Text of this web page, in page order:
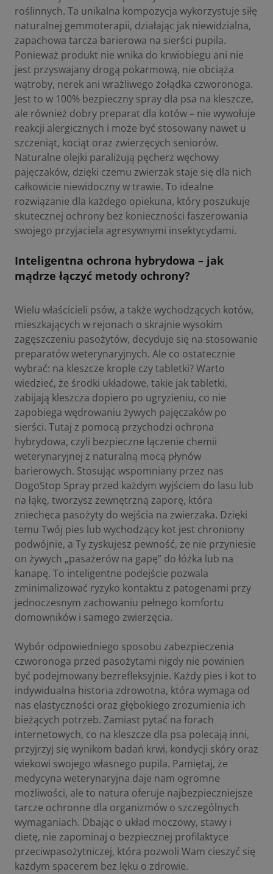
roślinnych. Ta unikalna kompozycja wykorzystuje siłę
naturalnej gemmoterapii, działając jak niewidzialna,
zapachowa tarcza barierowa na sierści pupila.
Ponieważ produkt nie wnika do krwiobiegu ani nie
jest przyswajany drogą pokarmową, nie obciąża
wątroby, nerek ani wrażliwego żołądka czworonoga.
Jest to w 100% bezpieczny spray dla psa na kleszcze,
ale również dobry preparat dla kotów – nie wywołuje
reakcji alergicznych i może być stosowany nawet u
szczeniąt, kociąt oraz zwierzęcych seniorów.
Naturalne olejki paraliżują pęcherz węchowy
pajęczaków, dzięki czemu zwierzak staje się dla nich
całkowicie niewidoczny w trawie. To idealne
rozwiązanie dla każdego opiekuna, który poszukuje
skutecznej ochrony bez konieczności faszerowania
swojego przyjaciela agresywnymi insektycydami.
Inteligentna ochrona hybrydowa – jak
mądrze łączyć metody ochrony?
Wielu właścicieli psów, a także wychodzących kotów,
mieszkających w rejonach o skrajnie wysokim
zagęszczeniu pasożytów, decyduje się na stosowanie
preparatów weterynaryjnych. Ale co ostatecznie
wybrać: na kleszcze krople czy tabletki? Warto
wiedzieć, że środki układowe, takie jak tabletki,
zabijają kleszcza dopiero po ugryzieniu, co nie
zapobiega wędrowaniu żywych pajęczaków po
sierści. Tutaj z pomocą przychodzi ochrona
hybrydowa, czyli bezpieczne łączenie chemii
weterynaryjnej z naturalną mocą płynów
barierowych. Stosując wspomniany przez nas
DogoStop Spray przed każdym wyjściem do lasu lub
na łąkę, tworzysz zewnętrzną zaporę, która
zniechęca pasożyty do wejścia na zwierzaka. Dzięki
temu Twój pies lub wychodzący kot jest chroniony
podwójnie, a Ty zyskujesz pewność, że nie przyniesie
on żywych „pasażerów na gapę” do łóżka lub na
kanapę. To inteligentne podejście pozwala
zminimalizować ryzyko kontaktu z patogenami przy
jednoczesnym zachowaniu pełnego komfortu
domowników i samego zwierzęcia.
Wybór odpowiedniego sposobu zabezpieczenia
czworonoga przed pasożytami nigdy nie powinien
być podejmowany bezrefleksyjnie. Każdy pies i kot to
indywidualna historia zdrowotna, która wymaga od
nas elastyczności oraz głębokiego zrozumienia ich
bieżących potrzeb. Zamiast pytać na forach
internetowych, co na kleszcze dla psa polecają inni,
przyjrzyj się wynikom badań krwi, kondycji skóry oraz
wiekowi swojego własnego pupila. Pamiętaj, że
medycyna weterynaryjna daje nam ogromne
możliwości, ale to natura oferuje najbezpieczniejsze
tarcze ochronne dla organizmów o szczególnych
wymaganiach. Dbając o układ moczowy, stawy i
dietę, nie zapominaj o bezpiecznej profilaktyce
przeciwpasożytniczej, która pozwoli Wam cieszyć się
każdym spacerem bez lęku o zdrowie.